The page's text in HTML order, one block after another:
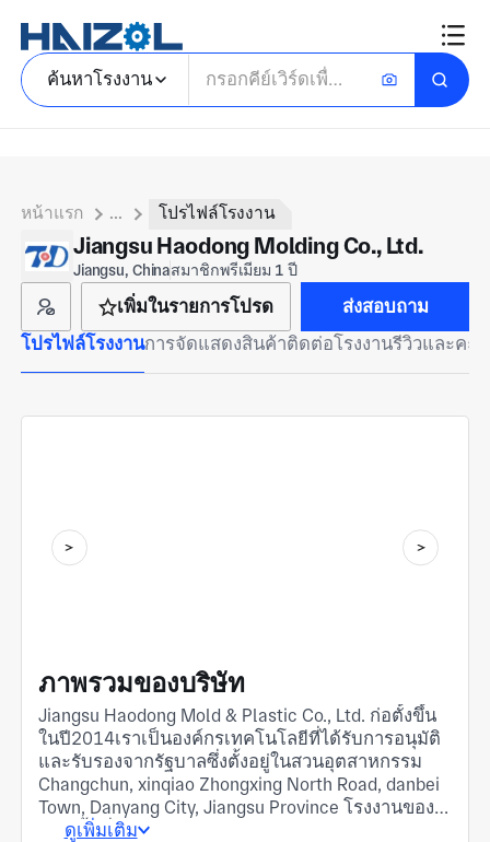
ค้นหาโรงงาน
หน้าแรก ... โปรไฟล์โรงงาน
Jiangsu Haodong Molding Co., Ltd.
Jiangsu, Chinaสมาชิกพรีเมียม 1 ปี
เพิ่มในรายการโปรด
ส่งสอบถาม
โปรไฟล์โรงงานการจัดแสดงสินค้าติดต่อโรงงานรีวิวและคะ
ภาพรวมของบริษัท
Jiangsu Haodong Mold & Plastic Co., Ltd. ก่อตั้งขึ้น
ในปี2014เราเป็นองค์กรเทคโนโลยีที่ได้รับการอนุมัติ
และรับรองจากรัฐบาลซึ่งตั้งอยู่ในสวนอุตสาหกรรม
Changchun, xinqiao Zhongxing North Road, danbei
Town, Danyang City, Jiangsu Province โรงงานของ
เรามีพื้นที่มากกว่า6,000ตารางเมตรและมีพนักงาน
ดูเพิ่มเติม